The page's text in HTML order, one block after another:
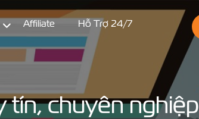
Affiliate Hỗ Trợ 24/7
tín, chuyên nghiệp